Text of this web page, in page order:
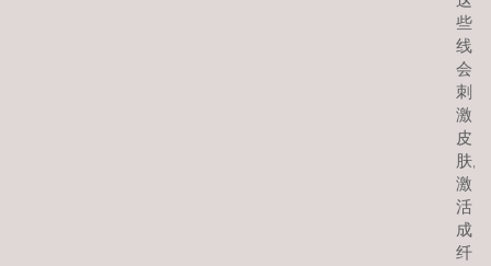
些
线
会
刺
激
皮
肤,
激
活
成
纤